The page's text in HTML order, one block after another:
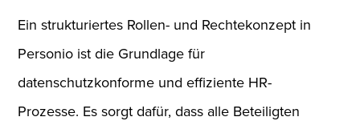
Ein strukturiertes Rollen- und Rechtekonzept in
Personio ist die Grundlage für
datenschutzkonforme und effiziente HR-
Prozesse. Es sorgt dafür, dass alle Beteiligten